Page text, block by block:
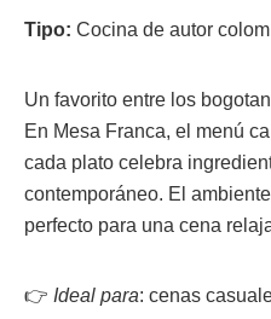
Tipo: Cocina de autor
Un favorito entre los
En Mesa Franca, el menú
cada plato celebra
contemporáneo. El
perfecto para una cena
👉 Ideal para: cenas